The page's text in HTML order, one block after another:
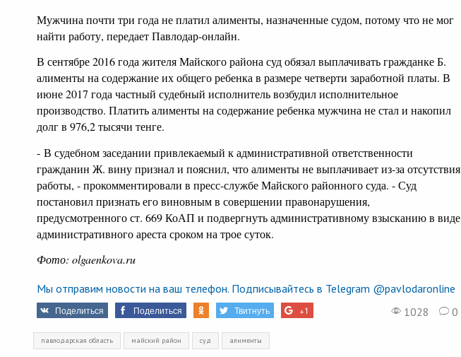
Мужчина почти три года не платил алименты, назначенные судом, потому что не мог
найти работу, передает Павлодар-онлайн.
В сентябре 2016 года жителя Майского района суд обязал выплачивать гражданке Б.
алименты на содержание их общего ребенка в размере четверти заработной платы. В
июне 2017 года частный судебный исполнитель возбудил исполнительное
производство. Платить алименты на содержание ребенка мужчина не стал и накопил
долг в 976,2 тысячи тенге.
- В судебном заседании привлекаемый к административной ответственности
гражданин Ж. вину признал и пояснил, что алименты не выплачивает из-за отсутствия
работы, - прокомментировали в пресс-службе Майского районного суда. - Суд
постановил признать его виновным в совершении правонарушения,
предусмотренного ст. 669 КоАП и подвергнуть административному взысканию в виде
административного ареста сроком на трое суток.
Фото: olgaenkova.ru
Мы отправим новости на ваш телефон. Подписывайтесь в Telegram @pavlodaronline
Поделиться Поделиться Твитнуть +1 1028 0
павлодарская область майский район суд алименты